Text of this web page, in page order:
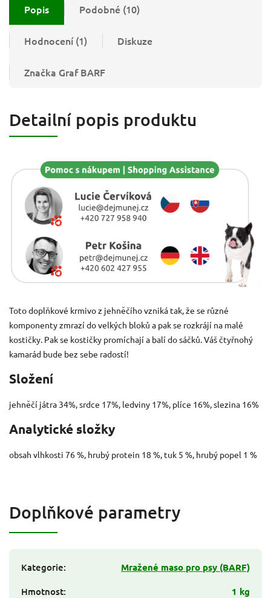
Popis Podobné (10)
Hodnocení (1) Diskuze
Značka Graf BARF
Detailní popis produktu
Toto doplňkové krmivo z jehněčího vzniká tak, že se různé
komponenty zmrazí do velkých bloků a pak se rozkrájí na malé
kostičky. Pak se kostičky promíchají a balí do sáčků. Váš čtyřnohý
kamarád bude bez sebe radostí!
Složení
jehněčí játra 34%, srdce 17%, ledviny 17%, plíce 16%, slezina 16%
Analytické složky
obsah vlhkosti 76 %, hrubý protein 18 %, tuk 5 %, hrubý popel 1 %
Doplňkové parametry
Kategorie:
Mražené maso pro psy (BARF)
Hmotnost: 1 kg